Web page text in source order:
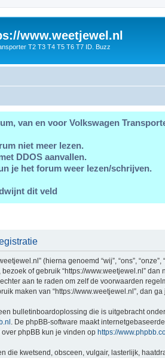
www.weetjewel.nl
T2 T3 T4 T5 T6 T7 ID. Buzz
van en voor Volkswagen
niet meer lezen.
DDOS aanvallen.
je het forum weer lezen/schrijven.
dit veld
(hierna genoemd “wij”, “ons”,
of gebruik “https://www.weetjewel.nl”
aan te raden om zelf de voorwaarden
maken van “https://www.weetjewel.nl”, dan
bulletinboardoplossing die is uitgebracht
. De phpBB-software maakt
phpBB kun je vinden op https://
die kwetsend, obsceen, vulgair, lasterlijk,